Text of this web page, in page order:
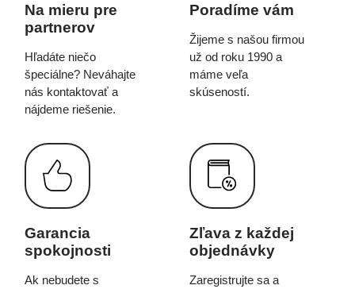
Na mieru pre
partnerov
Hľadáte niečo
špeciálne? Neváhajte
nás kontaktovať a
nájdeme riešenie.
Poradíme vám
Žijeme s našou firmou
už od roku 1990 a
máme veľa
skúseností.
Garancia
spokojnosti
Ak nebudete s
Zľava z každej
objednávky
Zaregistrujte sa a